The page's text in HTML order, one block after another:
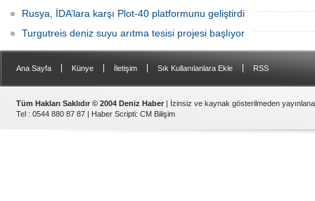
Rusya, İDA’lara karşı Plot-40 platformunu geliştirdi
Turgutreis deniz suyu arıtma tesisi projesi başlıyor
Ana Sayfa Künye İletişim Sık Kullanılanlara Ekle RSS
Tüm Hakları Saklıdır © 2004 Deniz Haber | İzinsiz ve kaynak gösterilmeden
Tel : 0544 880 87 87 | Haber Scripti: CM Bilişim